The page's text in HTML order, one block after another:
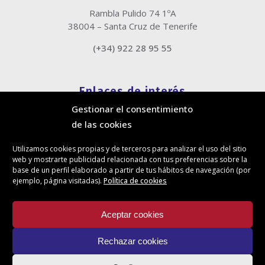
Gestionar el consentimiento
de las cookies
Utilizamos cookies propias y de terceros para analizar el uso del sitio
web y mostrarte publicidad relacionada con tus preferencias sobre la
base de un perfil elaborado a partir de tus hábitos de navegación (por
ejemplo, página visitadas). Política de cookies
Aceptar cookies
Rechazar cookies
Rambla Pulido 74 1ºA
38004 – Santa Cruz de Tenerife
(+34) 922 28 95 55
Enlaces de interés
Política de cookies
Política de privacidad
Canal de denuncias
Protección de privacidad en redes sociales
Síguenos
Actualidad